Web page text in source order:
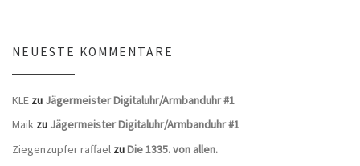
NEUESTE KOMMENTARE
KLE zu Jägermeister Digitaluhr/Armbanduhr #1
Maik zu Jägermeister Digitaluhr/Armbanduhr #1
Ziegenzupfer raffael zuDie 1335. von allen.